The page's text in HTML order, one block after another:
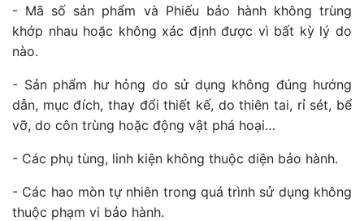
- Mã số sản phẩm và Phiếu bảo hành không trùng
khớp nhau hoặc không xác định được vì bất kỳ lý do
nào.
- Sản phẩm hư hỏng do sử dụng không đúng hướng
dẫn, mục đích, thay đổi thiết kế, do thiên tai, rỉ sét, bể
vỡ, do côn trùng hoặc động vật phá hoại…
- Các phụ tùng, linh kiện không thuộc diện bảo hành.
- Các hao mòn tự nhiên trong quá trình sử dụng không
thuộc phạm vi bảo hành.